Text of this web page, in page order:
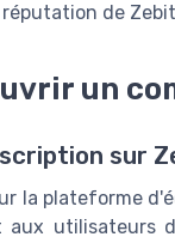
de
un
sur
la plateforme
aux utilisateurs